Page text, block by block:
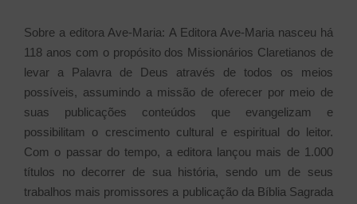
Sobre a editora Ave-Maria: A Editora Ave-Maria nasceu há
118 anos com o propósito dos Missionários Claretianos de
levar a Palavra de Deus através de todos os meios
possíveis, assumindo a missão de oferecer por meio de
suas publicações conteúdos que evangelizam e
possibilitam o crescimento cultural e espiritual do leitor.
Com o passar do tempo, a editora lançou mais de 1.000
títulos no decorrer de sua história, sendo um de seus
trabalhos mais promissores a publicação da Bíblia Sagrada